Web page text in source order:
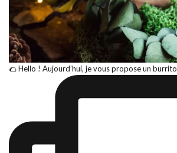
🌮 Hello ! Aujourd’hui, je vous propose un burrito